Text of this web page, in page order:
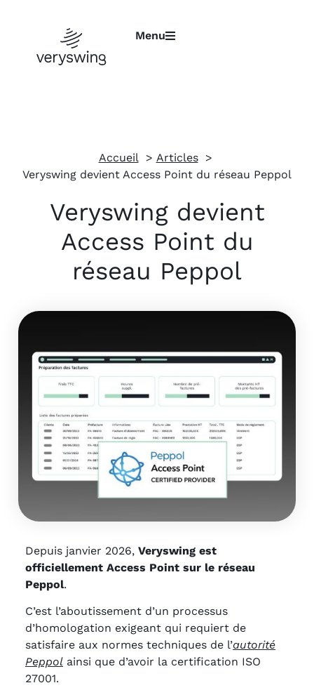
Menu
Accueil
Articles
Veryswing devient Access Point du réseau Peppol
Veryswing devient
Access Point du
réseau Peppol
Depuis janvier 2026, Veryswing est
officiellement Access Point sur le réseau
Peppol.
C’est l’aboutissement d’un processus
d’homologation exigeant qui requiert de
satisfaire aux normes techniques de l’autorité
Peppol ainsi que d’avoir la certification ISO
27001.